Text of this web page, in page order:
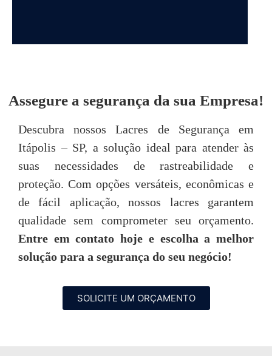
DEPOIMENTOS
simplesmente excepcional, desde o primeiro
contato até o pós-venda, neste quesito são
imbatíveis! Todos são muito prestativos e
Tarsis Tavares
Assegure a segurança da sua Empresa!
Descubra nossos Lacres de Segurança em
Itápolis – SP, a solução ideal para atender às
suas necessidades de rastreabilidade e
proteção. Com opções versáteis, econômicas e
de fácil aplicação, nossos lacres garantem
qualidade sem comprometer seu orçamento.
Entre em contato hoje e escolha a melhor
solução para a segurança do seu negócio!
SOLICITE UM ORÇAMENTO